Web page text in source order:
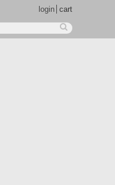
login cart